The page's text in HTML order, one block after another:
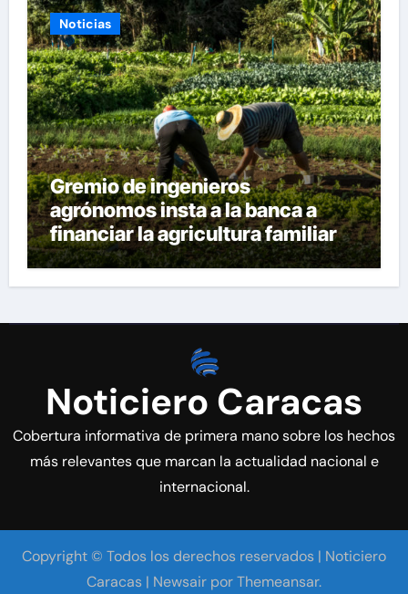
Noticias
Gremio de ingenieros
agrónomos insta a la banca a
financiar la agricultura familiar
Noticiero Caracas
Cobertura informativa de primera mano sobre los hechos
más relevantes que marcan la actualidad nacional e
internacional.
Copyright © Todos los derechos reservados | Noticiero
Caracas | Newsair porThemeansar.